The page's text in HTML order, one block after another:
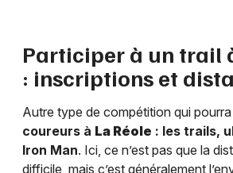
Participer à un trail
: inscriptions et
Autre type de compétition qui
coureurs à La Réole : les trails,
Iron Man. Ici, ce n’est pas que la
difficile, mais c’est généralement